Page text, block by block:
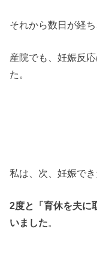
それから数日が経ち
産院でも、妊娠反
た。
私は、次、妊娠でき
2度と「育休を夫に
いました。